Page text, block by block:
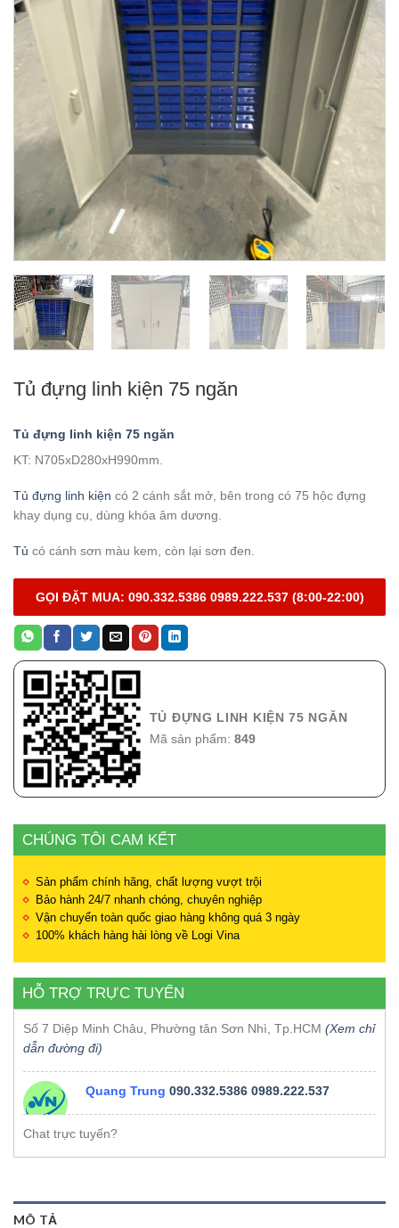
Tủ đựng linh kiện 75 ngăn
Tủ đựng linh kiện 75 ngăn
KT: N705xD280xH990mm.
Tủ đựng linh kiện có 2 cánh sắt mở, bên trong có 75 hộc đựng
khay dụng cụ, dùng khóa âm dương.
Tủ có cánh sơn màu kem, còn lại sơn đen.
GỌI ĐẶT MUA: 090.332.5386 0989.222.537(8:00-22:00)
TỦ ĐỰNG LINH KIỆN 75 NGĂN
Mã sản phẩm: 849
CHÚNG TÔI CAM KẾT
Sản phẩm chính hãng, chất lượng vượt trội
Bảo hành 24/7 nhanh chóng, chuyên nghiệp
Vận chuyển toàn quốc giao hàng không quá 3 ngày
100% khách hàng hài lòng về Logi Vina
HỖ TRỢ TRỰC TUYẾN
Số 7 Diệp Minh Châu, Phường tân Sơn Nhì, Tp.HCM (Xem chỉ
dẫn đường đi)
Quang Trung 090.332.5386 0989.222.537
Chat trực tuyến?
MÔ TẢ